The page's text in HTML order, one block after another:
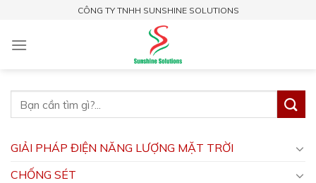
content
CÔNG TY TNHH SUNSHINE SOLUTIONS
GIẢI PHÁP ĐIỆN NĂNG LƯỢNG MẶT TRỜI
CHỐNG SÉT